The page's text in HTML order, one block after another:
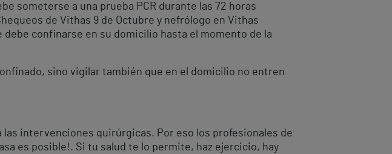
someterse a una prueba PCR durante las 72 horas
de Vithas 9 de Octubre y nefrólogo en Vithas
debe confinarse en su domicilio hasta el momento de la
sino vigilar también que en el domicilio no entren
intervenciones quirúrgicas. Por eso los profesionales de
es posible!. Si tu salud te lo permite, haz ejercicio, hay